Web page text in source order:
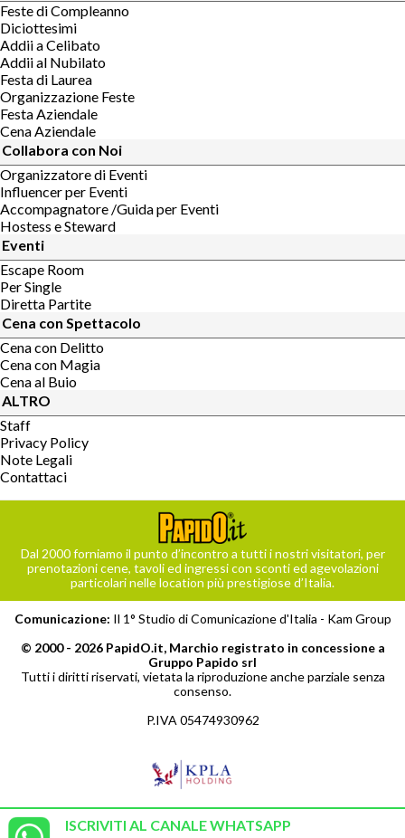
ISCRIVITI AL CANALE WHATSAPP
Feste di Compleanno
Diciottesimi
Addii a Celibato
Addii al Nubilato
Festa di Laurea
Organizzazione Feste
Festa Aziendale
Cena Aziendale
Collabora con Noi
Organizzatore di Eventi
Influencer per Eventi
Accompagnatore /Guida per Eventi
Hostess e Steward
Eventi
Escape Room
Per Single
Diretta Partite
Cena con Spettacolo
Cena con Delitto
Cena con Magia
Cena al Buio
ALTRO
Staff
Privacy Policy
Note Legali
Contattaci
Dal 2000 forniamo il punto d’incontro a tutti i nostri visitatori, per
prenotazioni cene, tavoli ed ingressi con sconti ed agevolazioni
particolari nelle location più prestigiose d’Italia.
Comunicazione: Il 1° Studio di Comunicazione d'Italia - Kam Group
© 2000 - 2026 PapidO.it, Marchio registrato in concessione a
Gruppo Papido srl
Tutti i diritti riservati, vietata la riproduzione anche parziale senza
consenso.
P.IVA 05474930962